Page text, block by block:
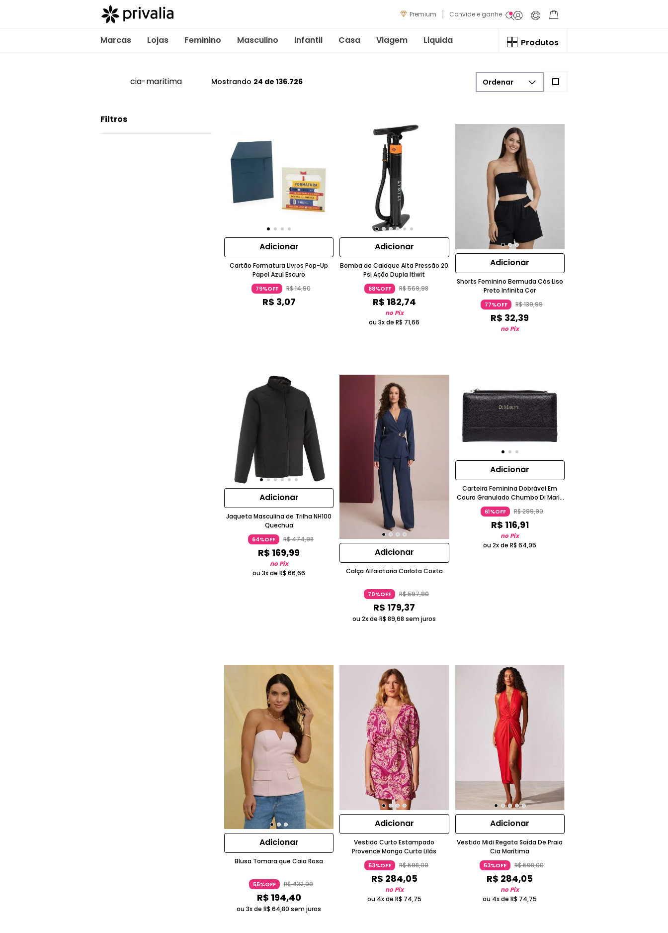
Premium Convide e ganhe
Marcas Lojas Feminino Masculino Infantil Casa Viagem Liquida Produtos
cia-maritima Mostrando 24 de 136.726
Filtros
Adicionar
Cartão Formatura Livros Pop-Up
Papel Azul Escuro
79%OFF R$14,90
R$ 3,07
Adicionar
Bomba de Caiaque Alta Pressão 20
Psi Ação Dupla Itiwit
68%OFF R$569,98
R$ 182,74
no Pix
ou 3x deR$ 71,66
Adicionar
Shorts Feminino Bermuda Cós Liso
Preto Infinita Cor
77%OFF R$139,99
R$ 32,39
no Pix
Adicionar
Jaqueta Masculina de Trilha NH100
Quechua
64%OFF R$474,98
R$ 169,99
no Pix
ou 3x deR$ 66,66
Adicionar
Calça Alfaiataria Carlota Costa
70%OFF R$597,90
R$ 179,37
ou 2x deR$ 89,68 sem juros
Adicionar
Carteira Feminina Dobrável Em
Couro Granulado Chumbo Di Marly
´s
61%OFF R$299,90
R$ 116,91
no Pix
ou 2x deR$ 64,95
Adicionar
Blusa Tomara que Caia Rosa
55%OFF R$432,00
R$ 194,40
ou 3x deR$ 64,80 sem juros
Adicionar
Vestido Curto Estampado
Provence Manga Curta Lilás
53%OFF R$598,00
R$ 284,05
no Pix
ou 4x de R$ 74,75
Adicionar
Vestido Midi Regata Saída De Praia
Cia Marítima
53%OFF R$598,00
R$ 284,05
no Pix
ou 4x deR$ 74,75